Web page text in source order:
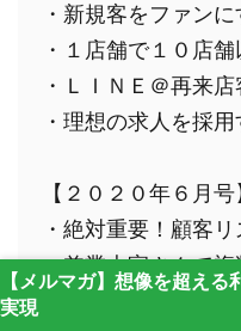
・新規客をファン
・１店舗で１０店
・ＬＩＮＥ＠再来
・理想の求人を採
【２０２０年６月号
・絶対重要！顧客
・兼業大家さんで
・令和時代の二毛
【メルマガ】想像を超える
実現